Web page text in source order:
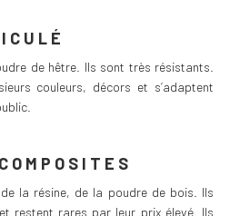
de hêtre. Ils sont très résistants.
couleurs, décors et s’adaptent
la résine, de la poudre de bois. Ils
restent rares par leur prix élevé. Ils